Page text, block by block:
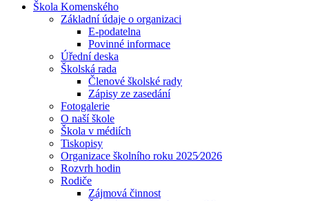
Škola Komenského
Základní údaje o organizaci
E-podatelna
Povinné informace
Úřední deska
Školská rada
Členové školské rady
Zápisy ze zasedání
Fotogalerie
O naší škole
Škola v médiích
Tiskopisy
Organizace školního roku 2025⁄2026
Rozvrh hodin
Rodiče
Zájmová činnost